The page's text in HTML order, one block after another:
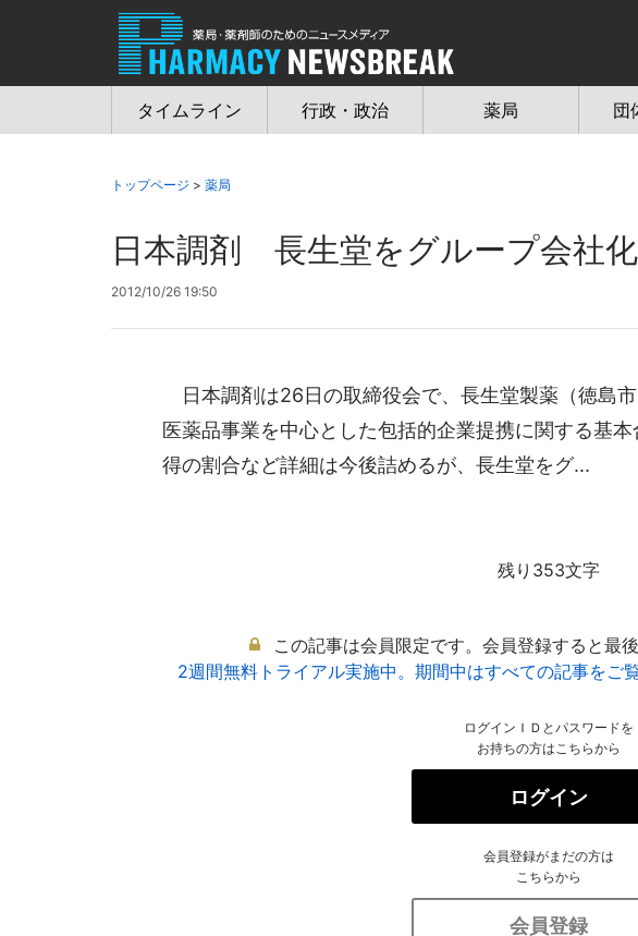
タイムライン 行政・政治 薬局 団
トップページ > 薬局
日本調剤 長生堂をグループ会社
2012/10/26 19:50
日本調剤は26日の取締役会で、長生堂製薬（徳島
医薬品事業を中心とした包括的企業提携に関する基
得の割合など詳細は今後詰めるが、長生堂をグ...
残り353文字
この記事は会員限定です。会員登録すると最
2週間無料トライアル実施中。期間中はすべての記事をご
ログインＩＤとパスワードを
お持ちの方はこちらから
ログイン
会員登録がまだの方は
こちらから
会員登録